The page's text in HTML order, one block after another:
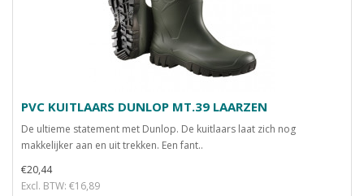
PVC KUITLAARS DUNLOP MT.39 LAARZEN
De ultieme statement met Dunlop. De kuitlaars laat zich nog
makkelijker aan en uit trekken. Een fant..
€20,44
Excl. BTW: €16,89